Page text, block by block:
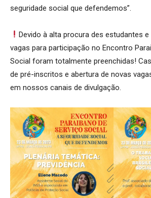
seguridade social que defendemos”.
Devido à alta procura des estudantes
vagas para participação no Encontro
Social foram totalmente preenchidas!
de pré-inscritos e abertura de novas
em nossos canais de divulgação.